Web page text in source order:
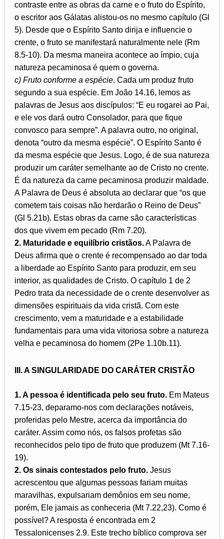
contraste entre as obras da carne e o fruto do Espírito,
o escritor aos Gálatas alistou-os no mesmo capítulo (Gl
5). Desde que o Espírito Santo dirija e influencie o
crente, o fruto se manifestará naturalmente nele (Rm
8.5-10). Da mesma maneira acontece ao ímpio, cuja
natureza pecaminosa é quem o governa.
c) Fruto conforme a espécie. Cada um produz fruto
segundo a sua espécie. Em João 14.16, lemos as
palavras de Jesus aos discípulos: “E eu rogarei ao Pai,
e ele vos dará outro Consolador, para que fique
convosco para sempre”. A palavra outro, no original,
denota “outro da mesma espécie”. O Espírito Santo é
da mesma espécie que Jesus. Logo, é de sua natureza
produzir um caráter semelhante ao de Cristo no crente.
É da natureza da carne pecaminosa produzir maldade.
A Palavra de Deus é absoluta ao declarar que “os que
cometem tais coisas não herdarão o Reino de Deus”
(Gl 5.21b). Estas obras da carne são características
dos que vivem em pecado (Rm 7.20).
2. Maturidade e equilíbrio cristãos.A Palavra de
Deus afirma que o crente é recompensado ao dar toda
a liberdade ao Espírito Santo para produzir, em seu
interior, as qualidades de Cristo. O capítulo 1 de 2
Pedro trata da necessidade de o crente desenvolver as
dimensões espirituais da vida cristã. Com este
crescimento, vem a maturidade e a estabilidade
fundamentais para uma vida vitoriosa sobre a natureza
velha e pecaminosa do homem (2Pe 1.10b.11).
III. A SINGULARIDADE DO CARÁTER CRISTÃO
1. A pessoa é identificada pelo seu fruto. Em Mateus
7.15-23, deparamo-nos com declarações notáveis,
proferidas pelo Mestre, acerca da importância do
caráter. Assim como nós, os falsos profetas são
reconhecidos pelo tipo de fruto que produzem (Mt 7.16-
19).
2. Os sinais contestados pelo fruto. Jesus
acrescentou que algumas pessoas fariam muitas
maravilhas, expulsariam demônios em seu nome,
porém, Ele jamais as conheceria (Mt 7.22,23). Como é
possível? A resposta é encontrada em 2
Tessalonicenses 2.9. Este trecho bíblico comprova ser